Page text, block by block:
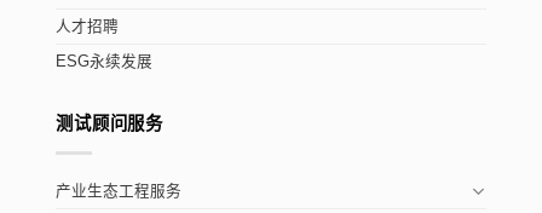
人才招聘
ESG永续发展
测试顾问服务
产业生态工程服务